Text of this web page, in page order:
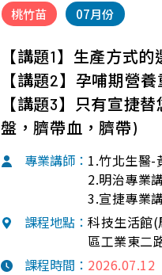
桃竹苗 07月份
【講題1】生產方式的
【講題2】孕哺期營
【講題3】只有宣捷
盤，臍帶血，臍帶)
專業講師： 1.竹北生醫-
2.明治專業
3.宣捷專業
課程地點： 科技生活館
區工業東二
課程時間： 2026.07.12
外泌體